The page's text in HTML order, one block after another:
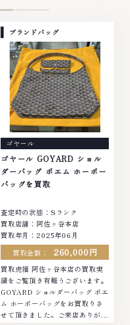
ます。お気軽にご連絡ください。
TEL: 0120-959-764営業時間:
10:00～19:00定休日: 年中無休
ブランドバッグ
ゴヤール
ゴヤール GOYARD ショル
ダーバッグ ボエム ホーボー
バッグを買取
査定時の状態：Sランク
買取店舗：阿佐ヶ谷本店
買取年月：2025年06月
買取金額：
260,000円
買取虎福 阿佐ヶ谷本店の買取実
績をご覧頂き有難うございます。
GOYARD ショルダーバッグ ボエ
ム ホーボーバッグをお買取りさ
せて頂きました。ご来店ありがと